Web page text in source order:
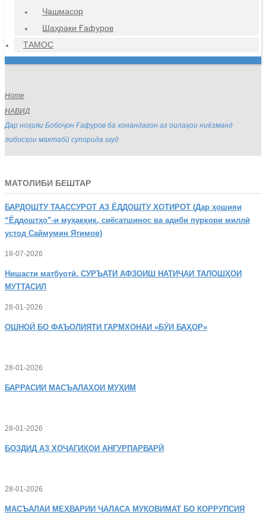
Чашмасор
Шаҳраки Ғафуров
ТАМОС
Home
НАВИД
Дар ноҳияи Бобоҷон Ғафуров ба хонандагон аз оилаҳои ниёзманд
либосҳои мактабӣ супорида шуд
МАТОЛИБИ БЕШТАР
БАРДОШТУ ТААССУРОТ АЗ ЁДДОШТУ ХОТИРОТ (Дар ҳошияи
“Ёддоштҳо”-и муҳаққиқ, сиёсатшинос ва адиби пуркори миллӣ
устод Саймумин Ятимов)
18-07-2026
Нишасти матбуотӣ. СУРЪАТИ АФЗОИШ НАТИҶАИ ТАЛОШҲОИ
МУТТАСИЛ
28-01-2026
ОШНОӢ БО ФАЪОЛИЯТИ ГАРМХОНАИ «БӮИ БАҲОР»
28-01-2026
БАРРАСИИ МАСЪАЛАҲОИ МУҲИМ
28-01-2026
БОЗДИД АЗ ХОҶАГИҲОИ АНГУРПАРВАРӢ
28-01-2026
МАСЪАЛАИ МЕҲВАРИИ ҶАЛАСА МУҚОВИМАТ БО КОРРУПСИЯ